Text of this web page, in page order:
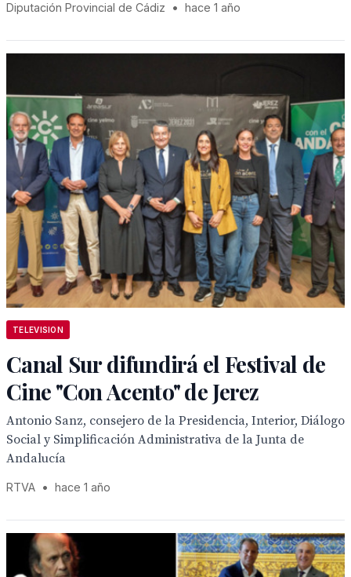
Diputación Provincial de Cádiz • hace 1 año
TELEVISION
Canal Sur difundirá el Festival de
Cine "Con Acento" de Jerez
Antonio Sanz, consejero de la Presidencia, Interior, Diálogo
Social y Simplificación Administrativa de la Junta de
Andalucía
RTVA • hace 1 año